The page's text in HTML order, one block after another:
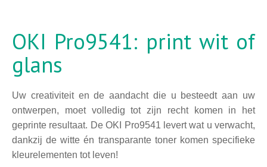
OKI Pro9541: print wit of
glans
Uw creativiteit en de aandacht die u besteedt aan uw
ontwerpen, moet volledig tot zijn recht komen in het
geprinte resultaat. De OKI Pro9541 levert wat u verwacht,
dankzij de witte én transparante toner komen specifieke
kleurelementen tot leven!